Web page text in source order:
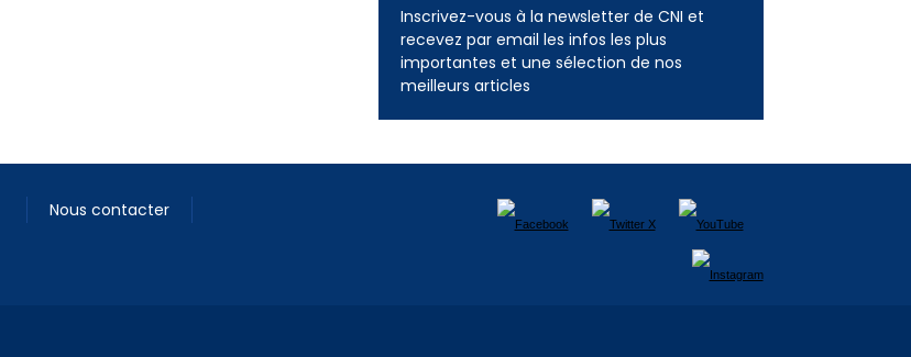
Inscrivez-vous à la newsletter de CNI et
recevez par email les infos les plus
importantes et une sélection de nos
meilleurs articles
Nous contacter